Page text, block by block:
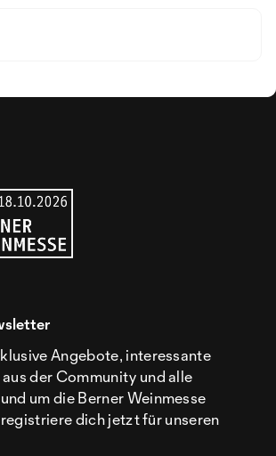
Angebote, interessante
der Community und alle
um die Berner Weinmesse
dich jetzt für unseren